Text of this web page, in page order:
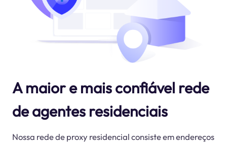
A maior e mais confiável rede
de agentes residenciais
Nossa rede de proxy residencial consiste em endereços